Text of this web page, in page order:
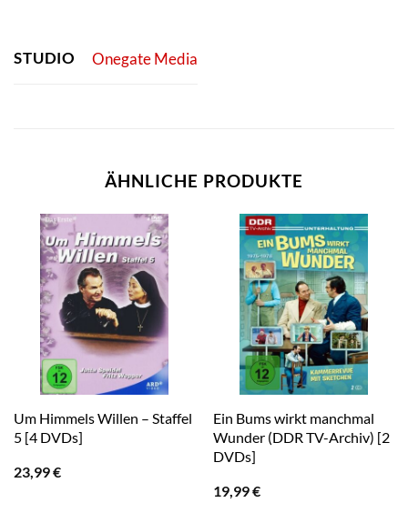
STUDIO Onegate Media
ÄHNLICHE PRODUKTE
Um Himmels Willen – Staffel
5 [4 DVDs]
23,99€
Ein Bums wirkt manchmal
Wunder (DDR TV-Archiv) [2
DVDs]
19,99€